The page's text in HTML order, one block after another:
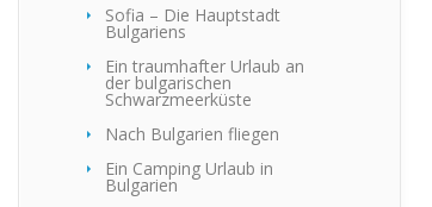
Sofia – Die Hauptstadt
Bulgariens
Ein traumhafter Urlaub an
der bulgarischen
Schwarzmeerküste
Nach Bulgarien fliegen
Ein Camping Urlaub in
Bulgarien